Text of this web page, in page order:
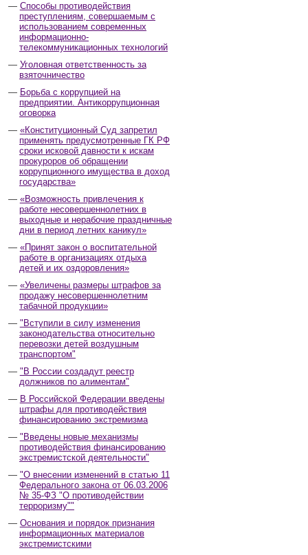
Способы противодействия
преступлениям, совершаемым с
использованием современных
информационно-
телекоммуникационных технологий
Уголовная ответственность за
взяточничество
Борьба с коррупцией на
предприятии. Антикоррупционная
оговорка
«Конституционный Суд запретил
применять предусмотренные ГК РФ
сроки исковой давности к искам
прокуроров об обращении
коррупционного имущества в доход
государства»
«Возможность привлечения к
работе несовершеннолетних в
выходные и нерабочие праздничные
дни в период летних каникул»
«Принят закон о воспитательной
работе в организациях отдыха
детей и их оздоровления»
«Увеличены размеры штрафов за
продажу несовершеннолетним
табачной продукции»
"Вступили в силу изменения
законодательства относительно
перевозки детей воздушным
транспортом"
"В России создадут реестр
должников по алиментам"
В Российской Федерации введены
штрафы для противодействия
финансированию экстремизма
"Введены новые механизмы
противодействия финансированию
экстремистской деятельности"
"О внесении изменений в статью 11
Федерального закона от 06.03.2006
№ 35-ФЗ "О противодействии
терроризму""
Основания и порядок признания
информационных материалов
экстремистскими